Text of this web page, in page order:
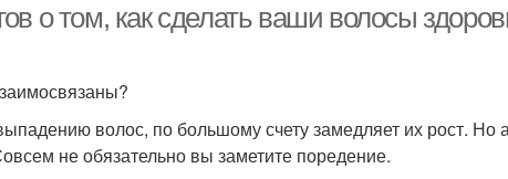
о том, как сделать ваши волосы
волос, по большому счету замедляет их рост. Но
не обязательно вы заметите поредение.